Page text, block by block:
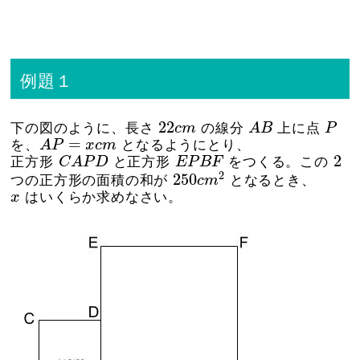
例題１
下の図のように、長さ 22cm
22cm の線分AB
A B 上に点P
P
を、AP = xcm
AP=xc m
となるようにとり、
正方形 CAPD
CAPD と正方形 EPBF
EPBF をつくる。この 2
2
つの正方形の面積の和が 250cm2
250cm2
となるとき、
x
x はいくらか求めなさい。